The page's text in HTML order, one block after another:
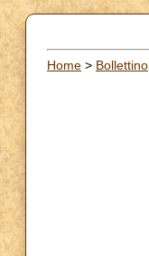
Home > Bollettino